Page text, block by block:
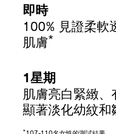
即時
100% 見證柔軟
肌膚*
1星期
肌膚亮白緊緻、
顯著淡化幼紋和
*